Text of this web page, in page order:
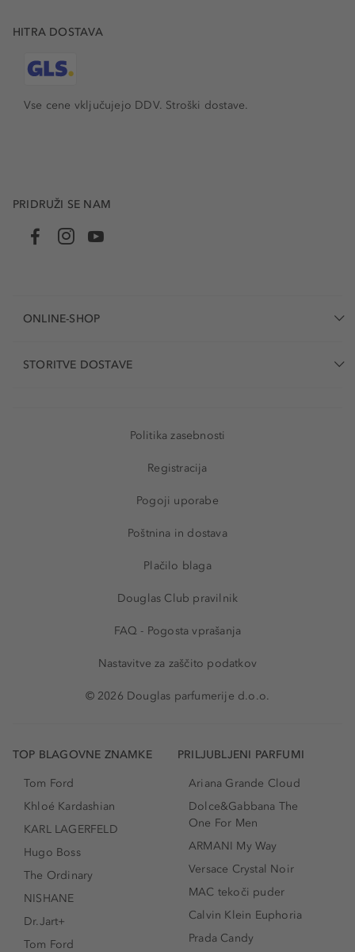
HITRA DOSTAVA
Vse cene vključujejo DDV. Stroški dostave.
PRIDRUŽI SE NAM
ONLINE-SHOP
STORITVE DOSTAVE
Politika zasebnosti
Registracija
Pogoji uporabe
Poštnina in dostava
Plačilo blaga
Douglas Club pravilnik
FAQ - Pogosta vprašanja
Nastavitve za zaščito podatkov
© 2026 Douglas parfumerije d.o.o.
TOP BLAGOVNE ZNAMKE
Tom Ford
Khloé Kardashian
KARL LAGERFELD
Hugo Boss
The Ordinary
NISHANE
Dr.Jart+
Tom Ford
PRILJUBLJENI PARFUMI
Ariana Grande Cloud
Dolce&Gabbana The
One For Men
ARMANI My Way
Versace Crystal Noir
MAC tekoči puder
Calvin Klein Euphoria
Prada Candy